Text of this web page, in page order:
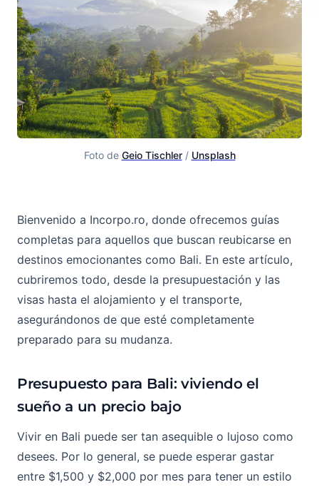
Foto de Geio Tischler / Unsplash
Mudarse a Bali: Todo lo que necesita saber
Bienvenido a Incorpo.ro, donde ofrecemos guías
completas para aquellos que buscan reubicarse en
destinos emocionantes como Bali. En este artículo,
cubriremos todo, desde la presupuestación y las
visas hasta el alojamiento y el transporte,
asegurándonos de que esté completamente
preparado para su mudanza.
Presupuesto para Bali: viviendo el
sueño a un precio bajo
Vivir en Bali puede ser tan asequible o lujoso como
desees. Por lo general, se puede esperar gastar
entre $1,500 y $2,000 por mes para tener un estilo